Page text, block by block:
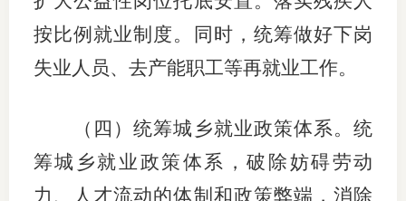
按比例就业制度。同时，统筹做好下岗
失业人员、去产能职工等再就业工作。
（四）统筹城乡就业政策体系。统
筹城乡就业政策体系，破除妨碍劳动
力、人才流动的体制和政策弊端，消除